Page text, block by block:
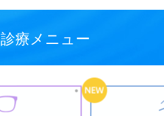
診療メニュー